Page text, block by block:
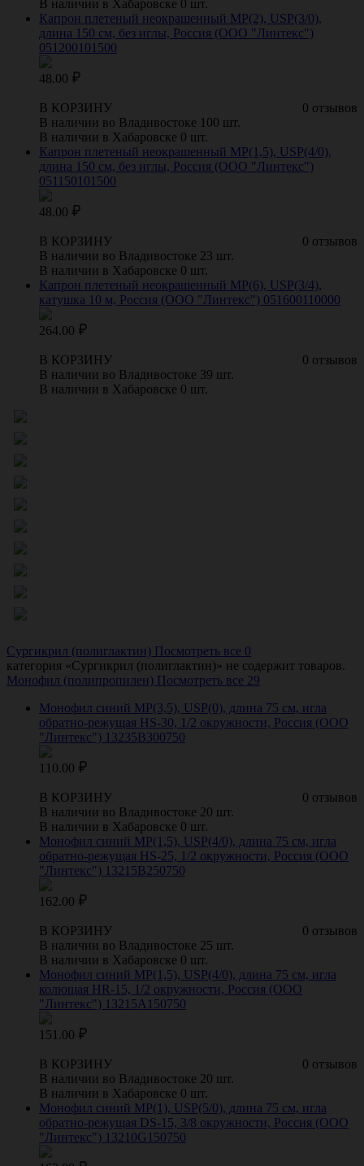
В наличии в Хабаровске 0 шт.
Капрон плетеный неокрашенный МР(2), USP(3/0),
длина 150 см, без иглы, Россия (ООО "Линтекс")
051200101500
48.00
0 отзывов
В КОРЗИНУ
В наличии во Владивостоке 100 шт.
В наличии в Хабаровске 0 шт.
Капрон плетеный неокрашенный МР(1,5), USP(4/0),
длина 150 см, без иглы, Россия (ООО "Линтекс")
051150101500
48.00
0 отзывов
В КОРЗИНУ
В наличии во Владивостоке 23 шт.
В наличии в Хабаровске 0 шт.
Капрон плетеный неокрашенный МР(6), USP(3/4),
катушка 10 м, Россия (ООО "Линтекс") 051600110000
264.00
0 отзывов
В КОРЗИНУ
В наличии во Владивостоке 39 шт.
В наличии в Хабаровске 0 шт.
Сургикрил (полиглактин) Посмотреть все 0
категория «Сургикрил (полиглактин)» не содержит товаров.
Монофил (полипропилен) Посмотреть все 29
Монофил синий МР(3,5), USP(0), длина 75 см, игла
обратно-режущая HS-30, 1/2 окружности, Россия (ООО
"Линтекс") 13235B300750
110.00
0 отзывов
В КОРЗИНУ
В наличии во Владивостоке 20 шт.
В наличии в Хабаровске 0 шт.
Монофил синий МР(1,5), USP(4/0), длина 75 см, игла
обратно-режущая HS-25, 1/2 окружности, Россия (ООО
"Линтекс") 13215B250750
162.00
0 отзывов
В КОРЗИНУ
В наличии во Владивостоке 25 шт.
В наличии в Хабаровске 0 шт.
Монофил синий МР(1,5), USP(4/0), длина 75 см, игла
колющая HR-15, 1/2 окружности, Россия (ООО
"Линтекс") 13215A150750
151.00
0 отзывов
В КОРЗИНУ
В наличии во Владивостоке 20 шт.
В наличии в Хабаровске 0 шт.
Монофил синий МР(1), USP(5/0), длина 75 см, игла
обратно-режущая DS-15, 3/8 окружности, Россия (ООО
"Линтекс") 13210G150750